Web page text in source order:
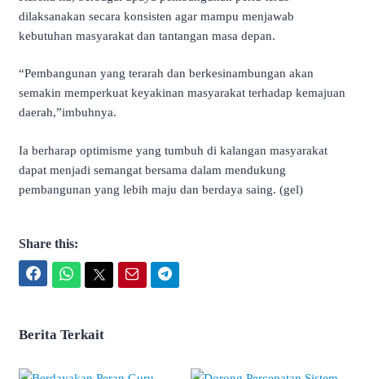
dilaksanakan secara konsisten agar mampu menjawab
kebutuhan masyarakat dan tantangan masa depan.
“Pembangunan yang terarah dan berkesinambungan akan
semakin memperkuat keyakinan masyarakat terhadap kemajuan
daerah,”imbuhnya.
Ia berharap optimisme yang tumbuh di kalangan masyarakat
dapat menjadi semangat bersama dalam mendukung
pembangunan yang lebih maju dan berdaya saing. (gel)
Share this:
Berita Terkait